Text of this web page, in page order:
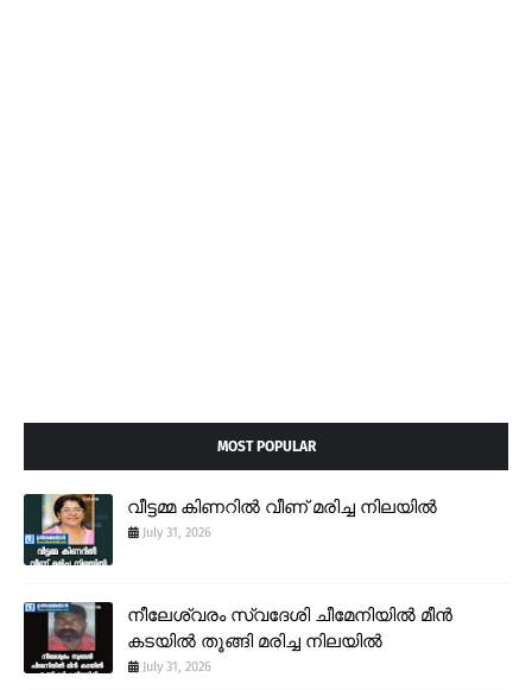
MOST POPULAR
വീട്ടമ്മ കിണറിൽ വീണ് മരിച്ച നിലയിൽ
July 31, 2026
നീലേശ്വരം സ്വദേശി ചീമേനിയിൽ മീൻ
കടയിൽ തൂങ്ങി മരിച്ച നിലയിൽ
July 31, 2026